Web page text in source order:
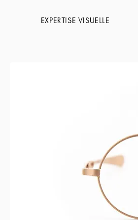
EXPERTISE VISUELLE